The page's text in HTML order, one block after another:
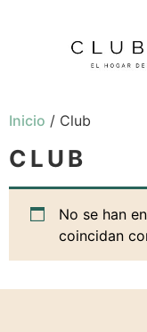
Inicio / Club
CLUB
No se han
coincidan